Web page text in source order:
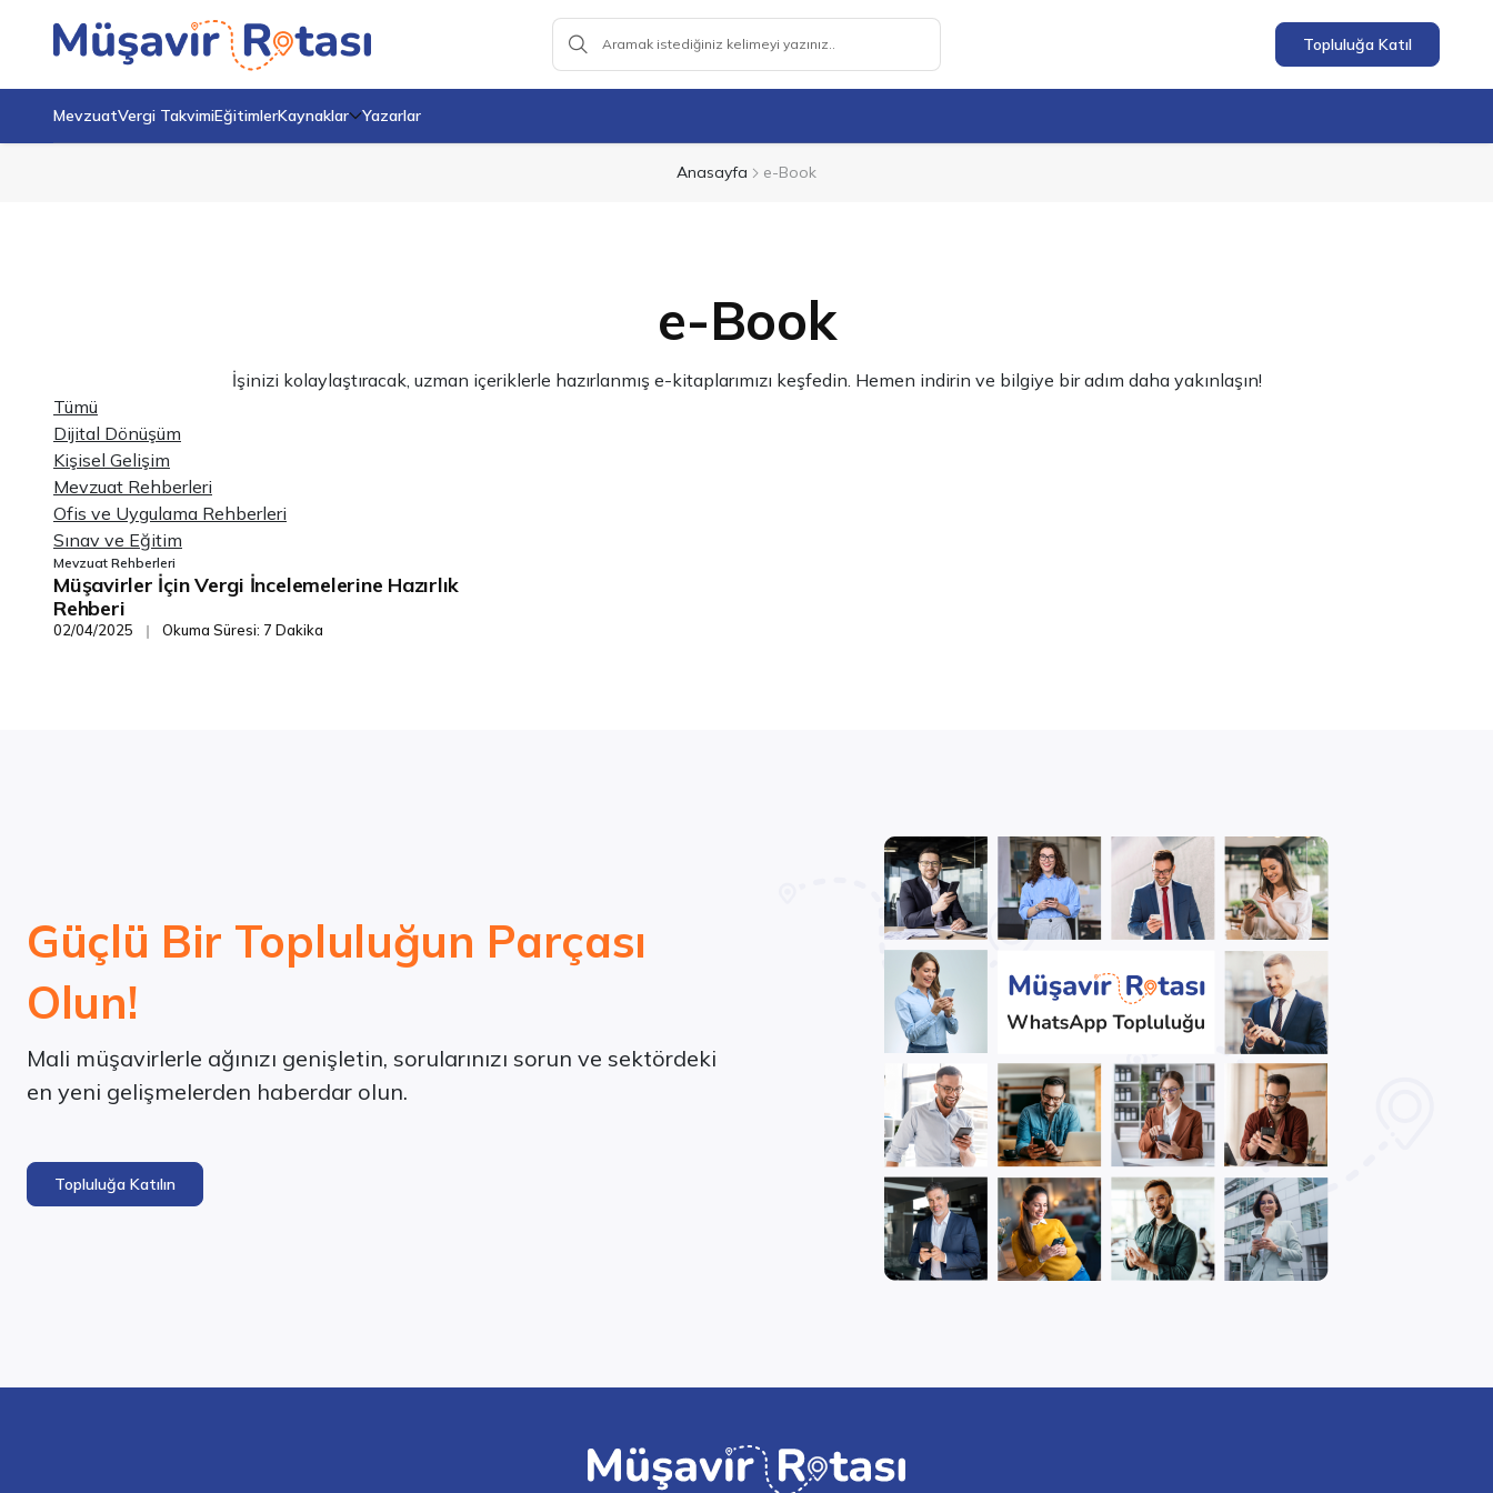
Topluluğa Katıl
MevzuatVergi TakvimiEğitimlerKaynaklar Yazarlar
Anasayfa e-Book
e-Book
İşinizi kolaylaştıracak, uzman içeriklerle hazırlanmış e-kitaplarımızı keşfedin. Hemen indirin ve bilgiye bir adım daha yakınlaşın!
Tümü
Dijital Dönüşüm
Kişisel Gelişim
Mevzuat Rehberleri
Ofis ve Uygulama Rehberleri
Sınav ve Eğitim
Mevzuat Rehberleri
Müşavirler İçin Vergi İncelemelerine Hazırlık
Rehberi
02/04/2025 ❘ Okuma Süresi: 7 Dakika
Güçlü Bir Topluluğun Parçası
Olun!
Mali müşavirlerle ağınızı genişletin, sorularınızı sorun ve sektördeki
en yeni gelişmelerden haberdar olun.
Topluluğa Katılın